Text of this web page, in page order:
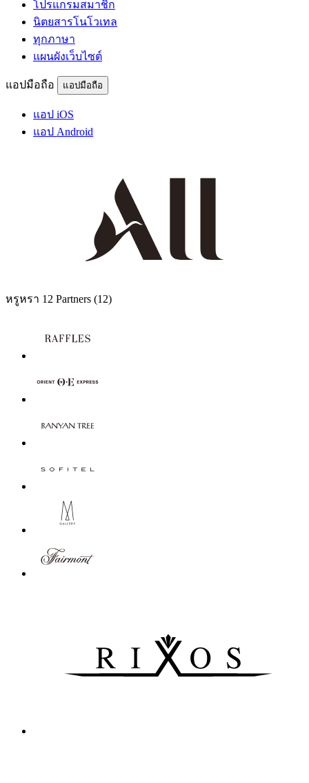
โปรแกรมสมาชิก
นิตยสารโนโวเทล
ทุกภาษา
แผนผังเว็บไซต์
แอปมือถือ แอปมือถือ
แอป iOS
แอป Android
หรูหรา 12 Partners (12)